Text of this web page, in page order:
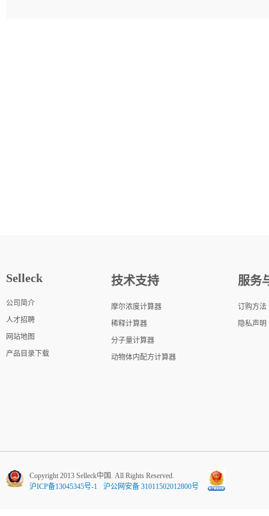
Selleck
公司简介
人才招聘
网站地图
产品目录下载
技术支持
摩尔浓度计算器
稀释计算器
分子量计算器
动物体内配方计算器
服务
订购方法
隐私声明
Copyright 2013 Selleck中国. All Rights Reserved.
沪ICP备13045345号-1
沪公网安备 31011502012800号